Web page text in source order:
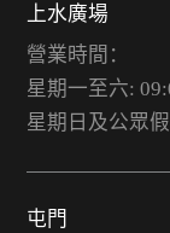
上水廣場
營業時間：
星期一至六:
星期日及公眾
屯門